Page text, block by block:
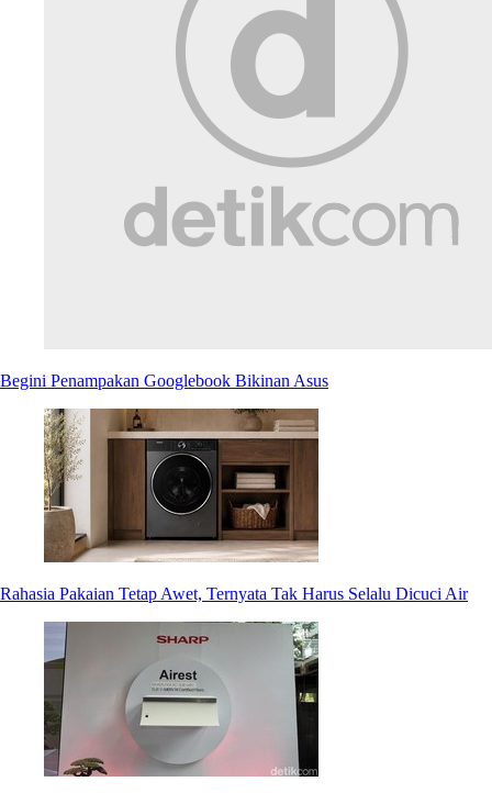
Begini Penampakan Googlebook Bikinan Asus
Rahasia Pakaian Tetap Awet, Ternyata Tak Harus Selalu Dicuci Air